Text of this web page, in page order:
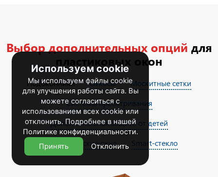
Используем cookie
Мы используем файлы cookie
для улучшения работы сайта. Вы
можете согласиться с
использованием всех cookie или
отклонить. Подробнее в нашей
Политике конфиденциальности.
Принять
Отклонить
Выбор дополнительных опций для
пластиковых окон
Подоконники Откосы
Москитные сетки
Системы проветривания
Дополнительная защита от детей
Автоматические окна
Smart-стекло